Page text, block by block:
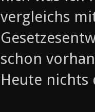
vergleichs
schon
Heute nichts